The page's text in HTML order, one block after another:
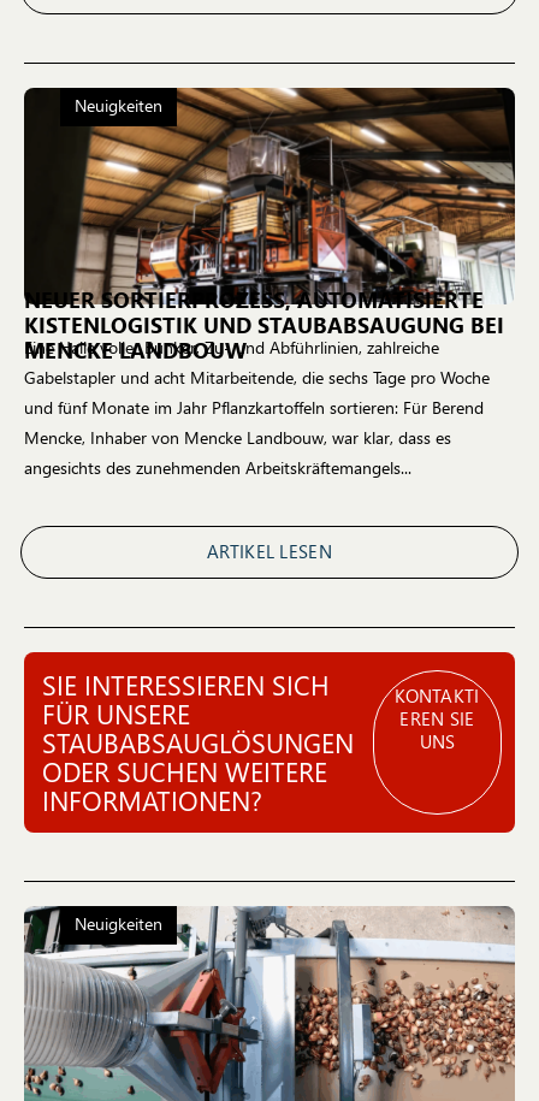
Neuigkeiten
NEUER SORTIERPROZESS, AUTOMATISIERTE
KISTENLOGISTIK UND STAUBABSAUGUNG BEI
MENCKE LANDBOUW
Eine Halle voller Bunker, Zu- und Abführlinien, zahlreiche
Gabelstapler und acht Mitarbeitende, die sechs Tage pro Woche
und fünf Monate im Jahr Pflanzkartoffeln sortieren: Für Berend
Mencke, Inhaber von Mencke Landbouw, war klar, dass es
angesichts des zunehmenden Arbeitskräftemangels...
ARTIKEL LESEN
SIE INTERESSIEREN SICH
FÜR UNSERE
STAUBABSAUGLÖSUNGEN
ODER SUCHEN WEITERE
INFORMATIONEN?
KONTAKTI
EREN SIE
UNS
Neuigkeiten